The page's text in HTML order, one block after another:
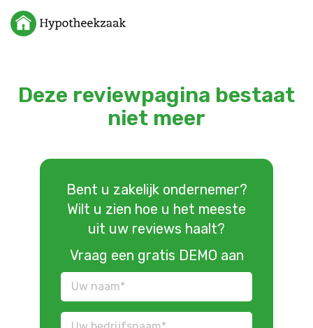
Deze reviewpagina bestaat
niet meer
Bent u zakelijk ondernemer?
Wilt u zien hoe u het meeste
uit uw reviews haalt?
Vraag een gratis DEMO aan